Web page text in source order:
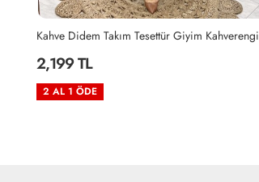
Kahve Didem Takım Tesettür Giyim Kahverengi
2,199 TL
2 AL 1 ÖDE